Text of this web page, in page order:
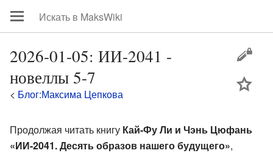
2026-01-05: ИИ-2041 -
новеллы 5-7
< Блог:Максима Цепкова
Продолжая читать книгу Кай-Фу Ли и Чэнь Цюфань
«ИИ-2041. Десять образов нашего будущего»,